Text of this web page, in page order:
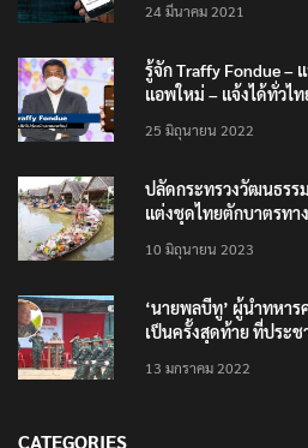
24 มีนาคม 2021
รู้จัก Traffy Fondue –
แอพใหม่ – แจ้งได้ทั่วไ
25 มิถุนายน 2022
ปลัดกระทรวงวัฒนธรร
แต่งชุดไทยตักบาตรทา
10 มิถุนายน 2023
‘นายพลบีทู’ ผู้นำทหาร
เป็นครั้งสุดท้าย ที่ประ
13 มกราคม 2022
CATEGORIES